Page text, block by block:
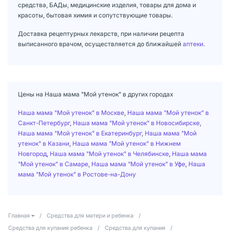
средства, БАДы, медицинские изделия, товары для дома и
красоты, бытовая химия и сопутствующие товары.
Доставка рецептурных лекарств, при наличии рецепта
выписанного врачом, осуществляется до ближайшей аптеки.
Цены на Наша мама "Мой утенок" в других городах
Наша мама "Мой утенок" в Москве Наша мама "Мой утенок" в
Санкт-Петербург, Наша мама "Мой утенок" в Новосибирске
Наша мама "Мой утенок" в Екатеринбург, Наша мама "Мой
утенок" в Казани Наша мама "Мой утенок" в Нижнем
Новгород Наша мама "Мой утенок" в Челябинске Наша мама
"Мой утенок" в Самаре Наша мама "Мой утенок" в Уфе Наша
мама "Мой утенок" в Ростове-на-Дону
Главная / Средства для матери и ребенка
/
Средства для купания ребенка
/ Средства для купания
/